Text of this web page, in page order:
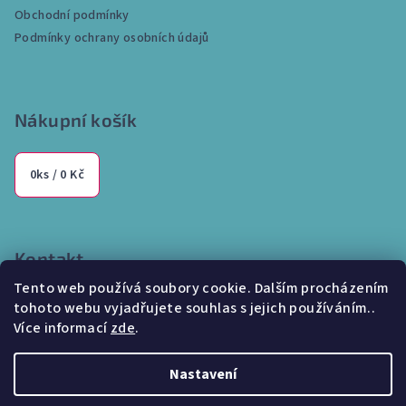
Tento web používá soubory cookie. Dalším procházením
tohoto webu vyjadřujete souhlas s jejich používáním..
Více informacízde.
Nastavení
Obchodní podmínky
Podmínky ochrany osobních údajů
Nákupní košík
0ks / 0 Kč
Kontakt
info @internetparfem.cz
603 100 829